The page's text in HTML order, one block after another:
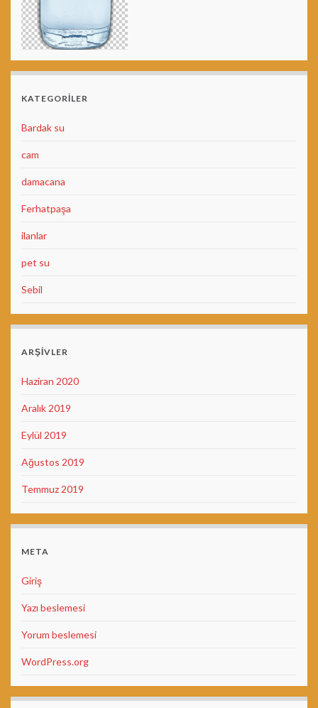
KATEGORILER
Bardak su
cam
damacana
Ferhatpaşa
ilanlar
pet su
Sebil
ARŞIVLER
Haziran 2020
Aralık 2019
Eylül 2019
Ağustos 2019
Temmuz 2019
META
Giriş
Yazı beslemesi
Yorum beslemesi
WordPress.org